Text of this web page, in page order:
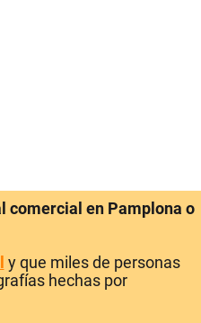
comercial en Pamplona o
y que miles de personas
hechas por